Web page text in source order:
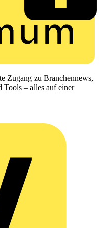
Zugang zu Branchennews,
Tools – alles auf einer